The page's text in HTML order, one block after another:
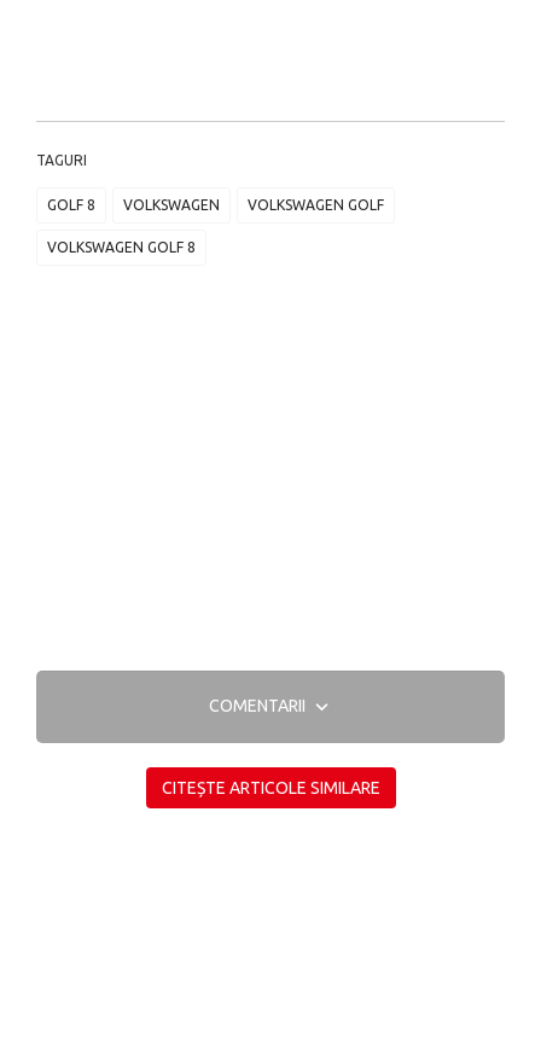
TAGURI
GOLF 8 VOLKSWAGEN VOLKSWAGEN GOLF
VOLKSWAGEN GOLF 8
COMENTARII
CITEȘTE ARTICOLE SIMILARE